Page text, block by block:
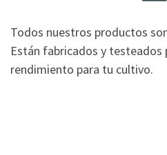
Todos nuestros productos
Están fabricados y testeados
rendimiento para tu cultivo.